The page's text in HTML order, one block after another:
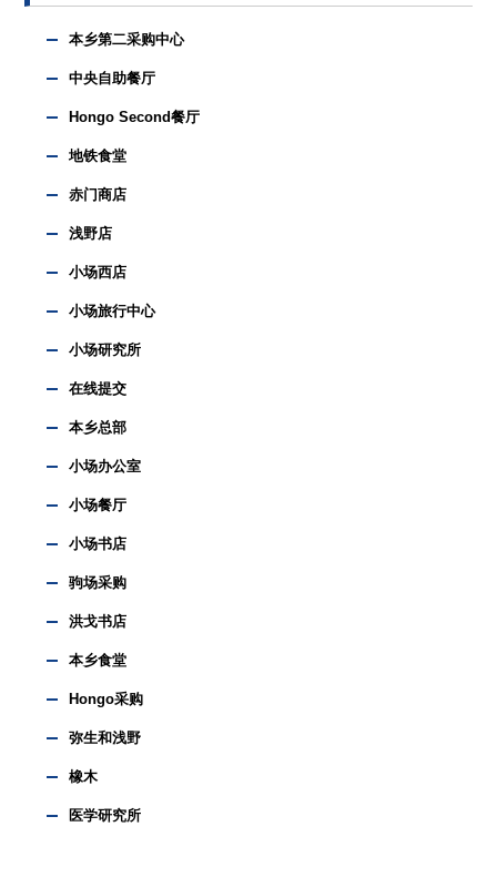
本乡第二采购中心
中央自助餐厅
Hongo Second餐厅
地铁食堂
赤门商店
浅野店
小场西店
小场旅行中心
小场研究所
在线提交
本乡总部
小场办公室
小场餐厅
小场书店
驹场采购
洪戈书店
本乡食堂
Hongo采购
弥生和浅野
橡木
医学研究所